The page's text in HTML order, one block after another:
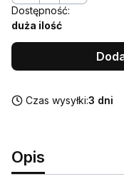
Dostępność:
duża ilość
Czas wysyłki:3 dni
Opis